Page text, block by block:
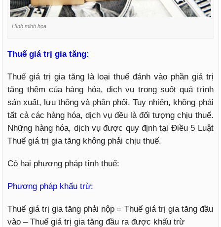
Hình minh họa
Thuế giá trị gia tăng:
Thuế giá trị gia tăng là loại thuế đánh vào phần giá trị
tăng thêm của hàng hóa, dịch vụ trong suốt quá trình
sản xuất, lưu thông và phân phối. Tuy nhiên, không phải
tất cả các hàng hóa, dịch vụ đều là đối tượng chịu thuế.
Những hàng hóa, dịch vụ được quy định tại Điều 5 Luật
Thuế giá trị gia tăng không phải chịu thuế.
Có hai phương pháp tính thuế:
Phương pháp khấu trừ:
Thuế giá trị gia tăng phải nộp = Thuế giá trị gia tăng đầu
vào – Thuế giá trị gia tăng đầu ra được khấu trừ